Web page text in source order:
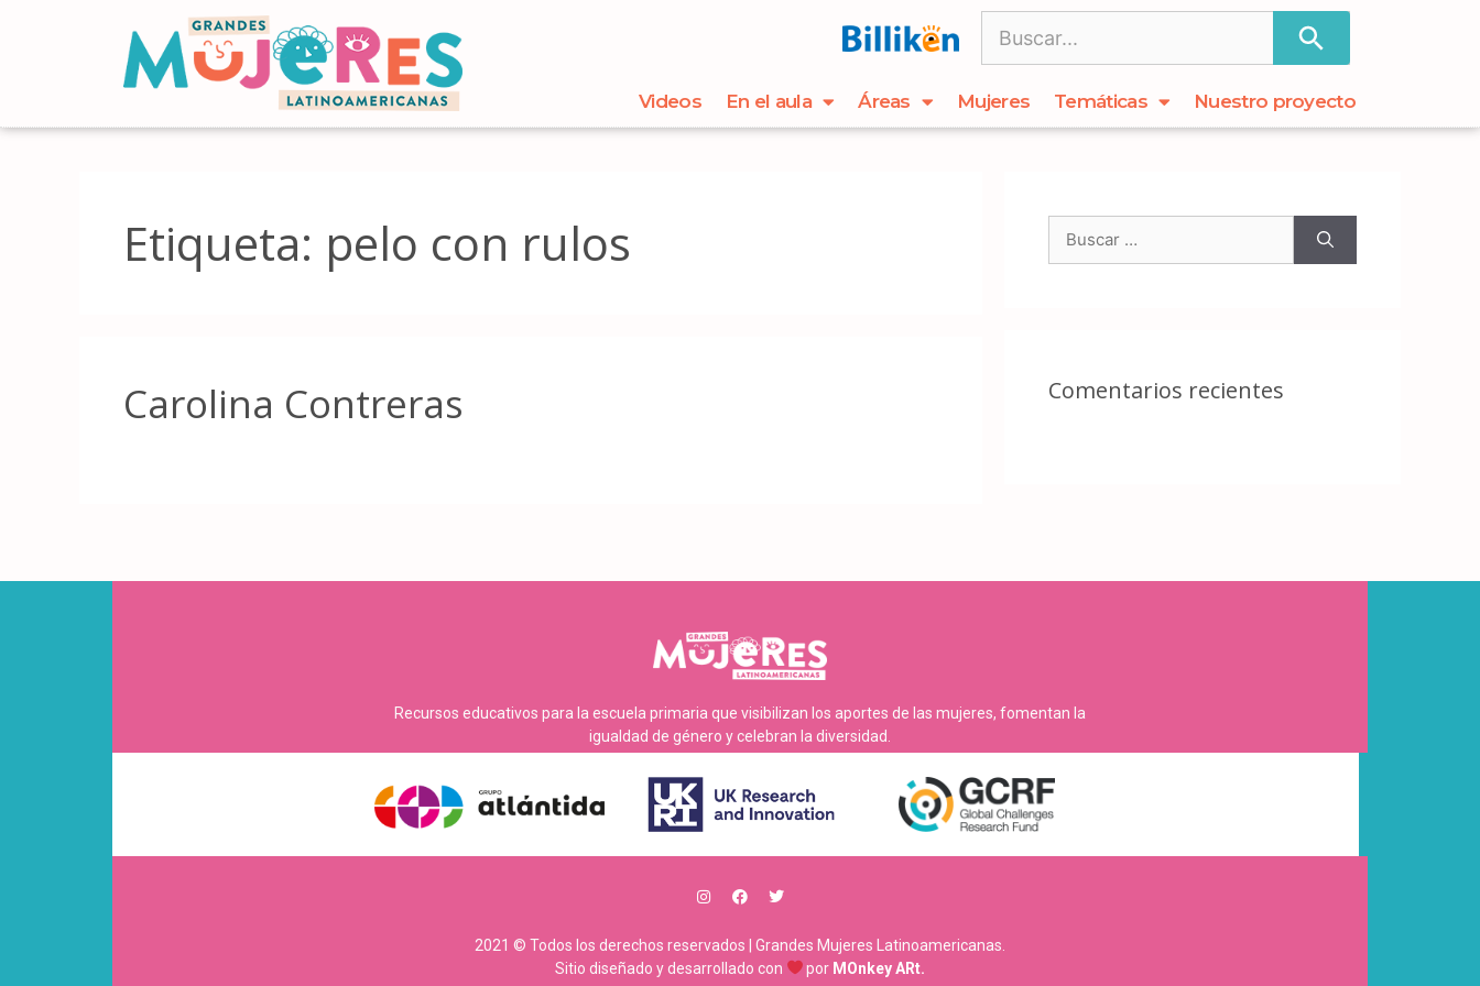
Videos En el aula Áreas Mujeres Temáticas Nuestro proyecto
Etiqueta: pelo con rulos
Carolina Contreras Comentarios recientes
Recursos educativos para la escuela primaria que visibilizan los aportes de las mujeres, fomentan la
igualdad de género y celebran la diversidad.
2021 © Todos los derechos reservados | Grandes Mujeres Latinoamericanas.
Sitio diseñado y desarrollado con
por MOnkey ARt.